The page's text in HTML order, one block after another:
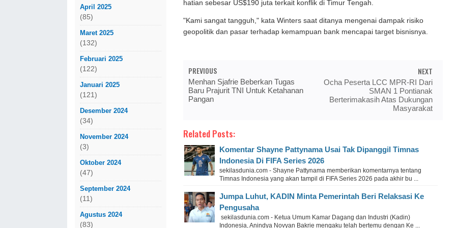
April 2025
(85)
Maret 2025
(132)
Februari 2025
(122)
Januari 2025
(121)
Desember 2024
(34)
November 2024
(3)
Oktober 2024
(47)
September 2024
(11)
Agustus 2024
(83)
hatian sebesar US$190 juta terkait konflik di Timur Tengah.
"Kami sangat tangguh," kata Winters saat ditanya mengenai dampak risiko
geopolitik dan pasar terhadap kemampuan bank mencapai target bisnisnya.
PREVIOUS
Menhan Sjafrie Beberkan Tugas
Baru Prajurit TNI Untuk Ketahanan
Pangan
NEXT
Ocha Peserta LCC MPR-RI Dari
SMAN 1 Pontianak
Berterimakasih Atas Dukungan
Masyarakat
Related Posts:
Komentar Shayne Pattynama Usai Tak Dipanggil Timnas
Indonesia Di FIFA Series 2026
sekilasdunia.com - Shayne Pattynama memberikan komentarnya tentang
Timnas Indonesia yang akan tampil di FIFA Series 2026 pada akhir bu ...
Jumpa Luhut, KADIN Minta Pemerintah Beri Relaksasi Ke
Pengusaha
sekilasdunia.com - Ketua Umum Kamar Dagang dan Industri (Kadin)
Indonesia, Anindya Novyan Bakrie mengaku telah bertemu dengan Ke ...